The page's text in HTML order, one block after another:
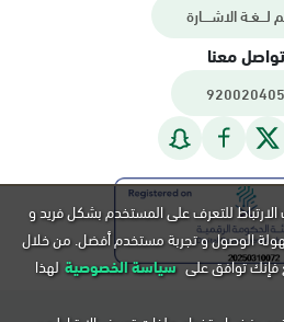
لـــغـة الاشــــارة
تواصل معنا
920020405
للتعرف على المستخدم بشكل فريد و
الوصول و تجربة مستخدم أفضل. من خلال
فإنك توافق على سياسة الخصوصية لهذا